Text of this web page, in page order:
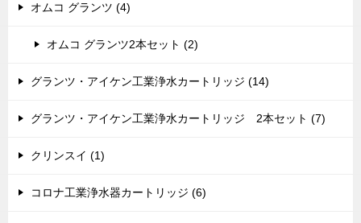
オムコ グランツ (4)
オムコ グランツ2本セット (2)
グランツ・アイケン工業浄水カートリッジ (14)
グランツ・アイケン工業浄水カートリッジ 2本セット (7)
クリンスイ (1)
コロナ工業浄水器カートリッジ (6)